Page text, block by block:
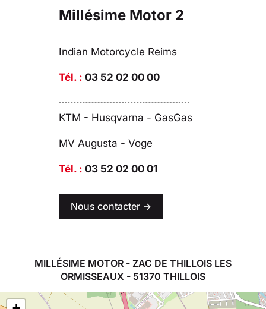
Millésime Motor 2
Indian Motorcycle Reims
Tél. : 03 52 02 00 00
KTM - Husqvarna - GasGas
MV Augusta - Voge
Tél. : 03 52 02 00 01
Nous contacter ->
MILLÉSIME MOTOR - ZAC DE THILLOIS LES
ORMISSEAUX - 51370 THILLOIS